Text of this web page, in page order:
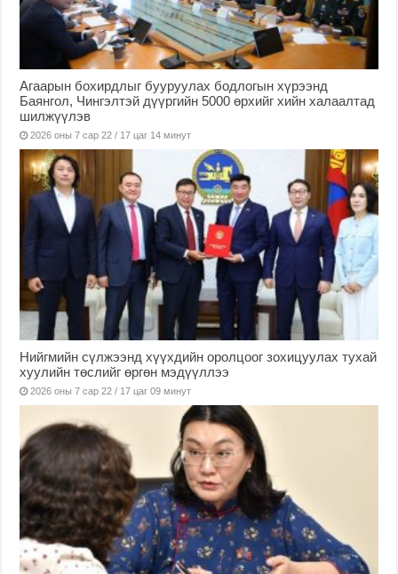
Агаарын бохирдлыг бууруулах бодлогын хүрээнд
Баянгол, Чингэлтэй дүүргийн 5000 өрхийг хийн халаалтад
шилжүүлэв
2026 оны 7 сар 22 / 17 цаг 14 минут
Нийгмийн сүлжээнд хүүхдийн оролцоог зохицуулах тухай
хуулийн төслийг өргөн мэдүүллээ
2026 оны 7 сар 22 / 17 цаг 09 минут